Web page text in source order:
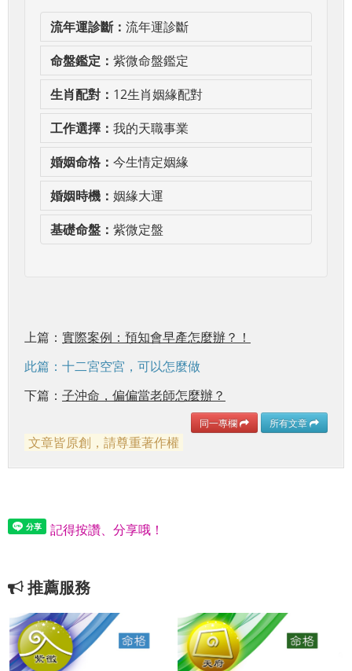
流年運診斷： 流年運診斷
命盤鑑定： 紫微命盤鑑定
生肖配對： 12生肖姻緣配對
工作選擇： 我的天職事業
婚姻命格： 今生情定姻緣
婚姻時機： 姻緣大運
基礎命盤： 紫微定盤
上篇： 實際案例：預知會早產怎麼辦？！
此篇：十二宮空宮，可以怎麼做
下篇： 子沖命，偏偏當老師怎麼辦？
同一專欄 所有文章
文章皆原創，請尊重著作權
記得按讚、分享哦！
推薦服務